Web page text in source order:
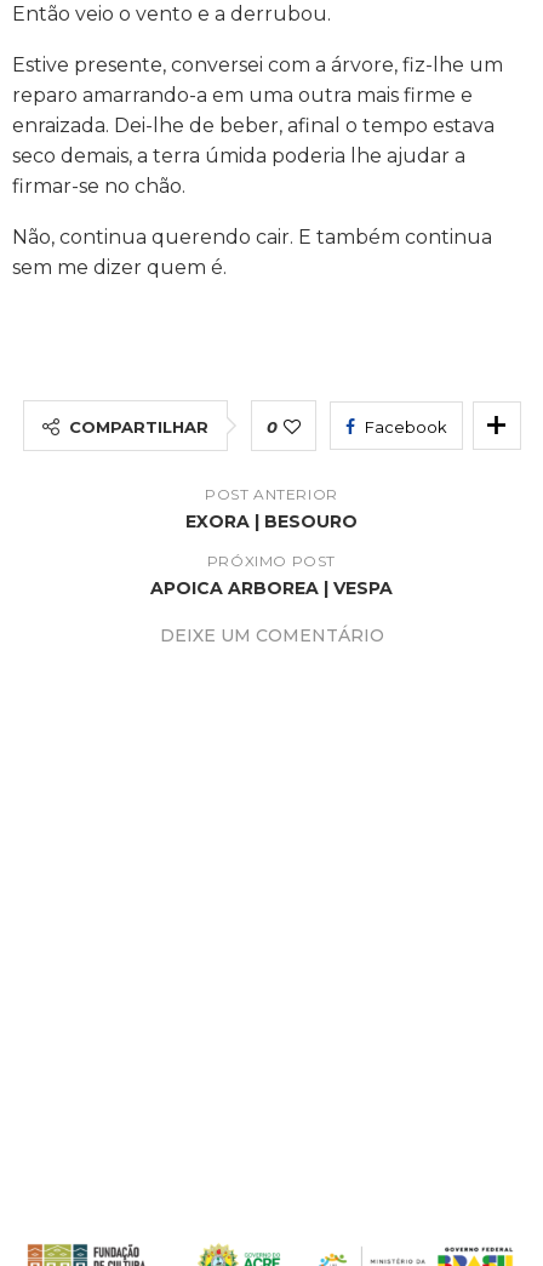
Então veio o vento e a derrubou.
Estive presente, conversei com a árvore, fiz-lhe um
reparo amarrando-a em uma outra mais firme e
enraizada. Dei-lhe de beber, afinal o tempo estava
seco demais, a terra úmida poderia lhe ajudar a
firmar-se no chão.
Não, continua querendo cair. E também continua
sem me dizer quem é.
COMPARTILHAR 0 Facebook
POST ANTERIOR
EXORA | BESOURO
PRÓXIMO POST
APOICA ARBOREA | VESPA
DEIXE UM COMENTÁRIO